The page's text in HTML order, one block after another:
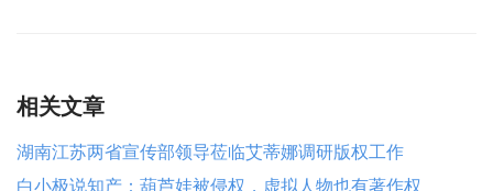
相关文章
湖南江苏两省宣传部领导莅临艾蒂娜调研版权工作
白小极说知产：葫芦娃被侵权，虚拟人物也有著作权